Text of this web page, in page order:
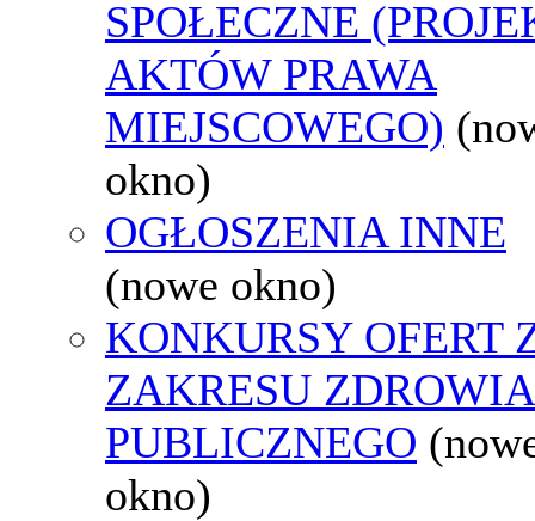
SPOŁECZNE
AKTÓW PRAWA
MIEJSCOWEGO)
okno)
OGŁOSZENIA INNE
(nowe okno)
KONKURSY OFERT
ZAKRESU ZDROWIA
PUBLICZNEGO
okno)